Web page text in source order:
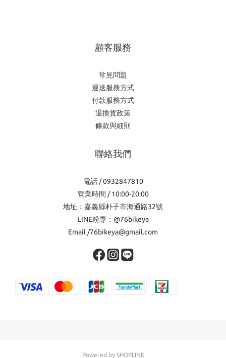
顧客服務
常見問題
運送服務方式
付款服務方式
退換貨政策
條款與細則
聯絡我們
電話 / 0932847810
營業時間 / 10:00-20:00
地址：嘉義縣朴子市海通路32號
LINE粉專：@76bikeya
Email /76bikeya@gmail.com
Powered by SHOPLINE